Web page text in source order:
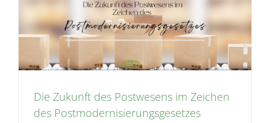
Die Zukunft des Postwesens im Zeichen
des Postmodernisierungsgesetzes